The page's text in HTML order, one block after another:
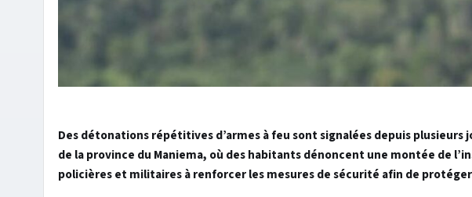
Des détonations répétitives d’armes à feu sont signalées depuis
de la province du Maniema, où des habitants dénoncent une montée de
policières et militaires à renforcer les mesures de sécurité afin de